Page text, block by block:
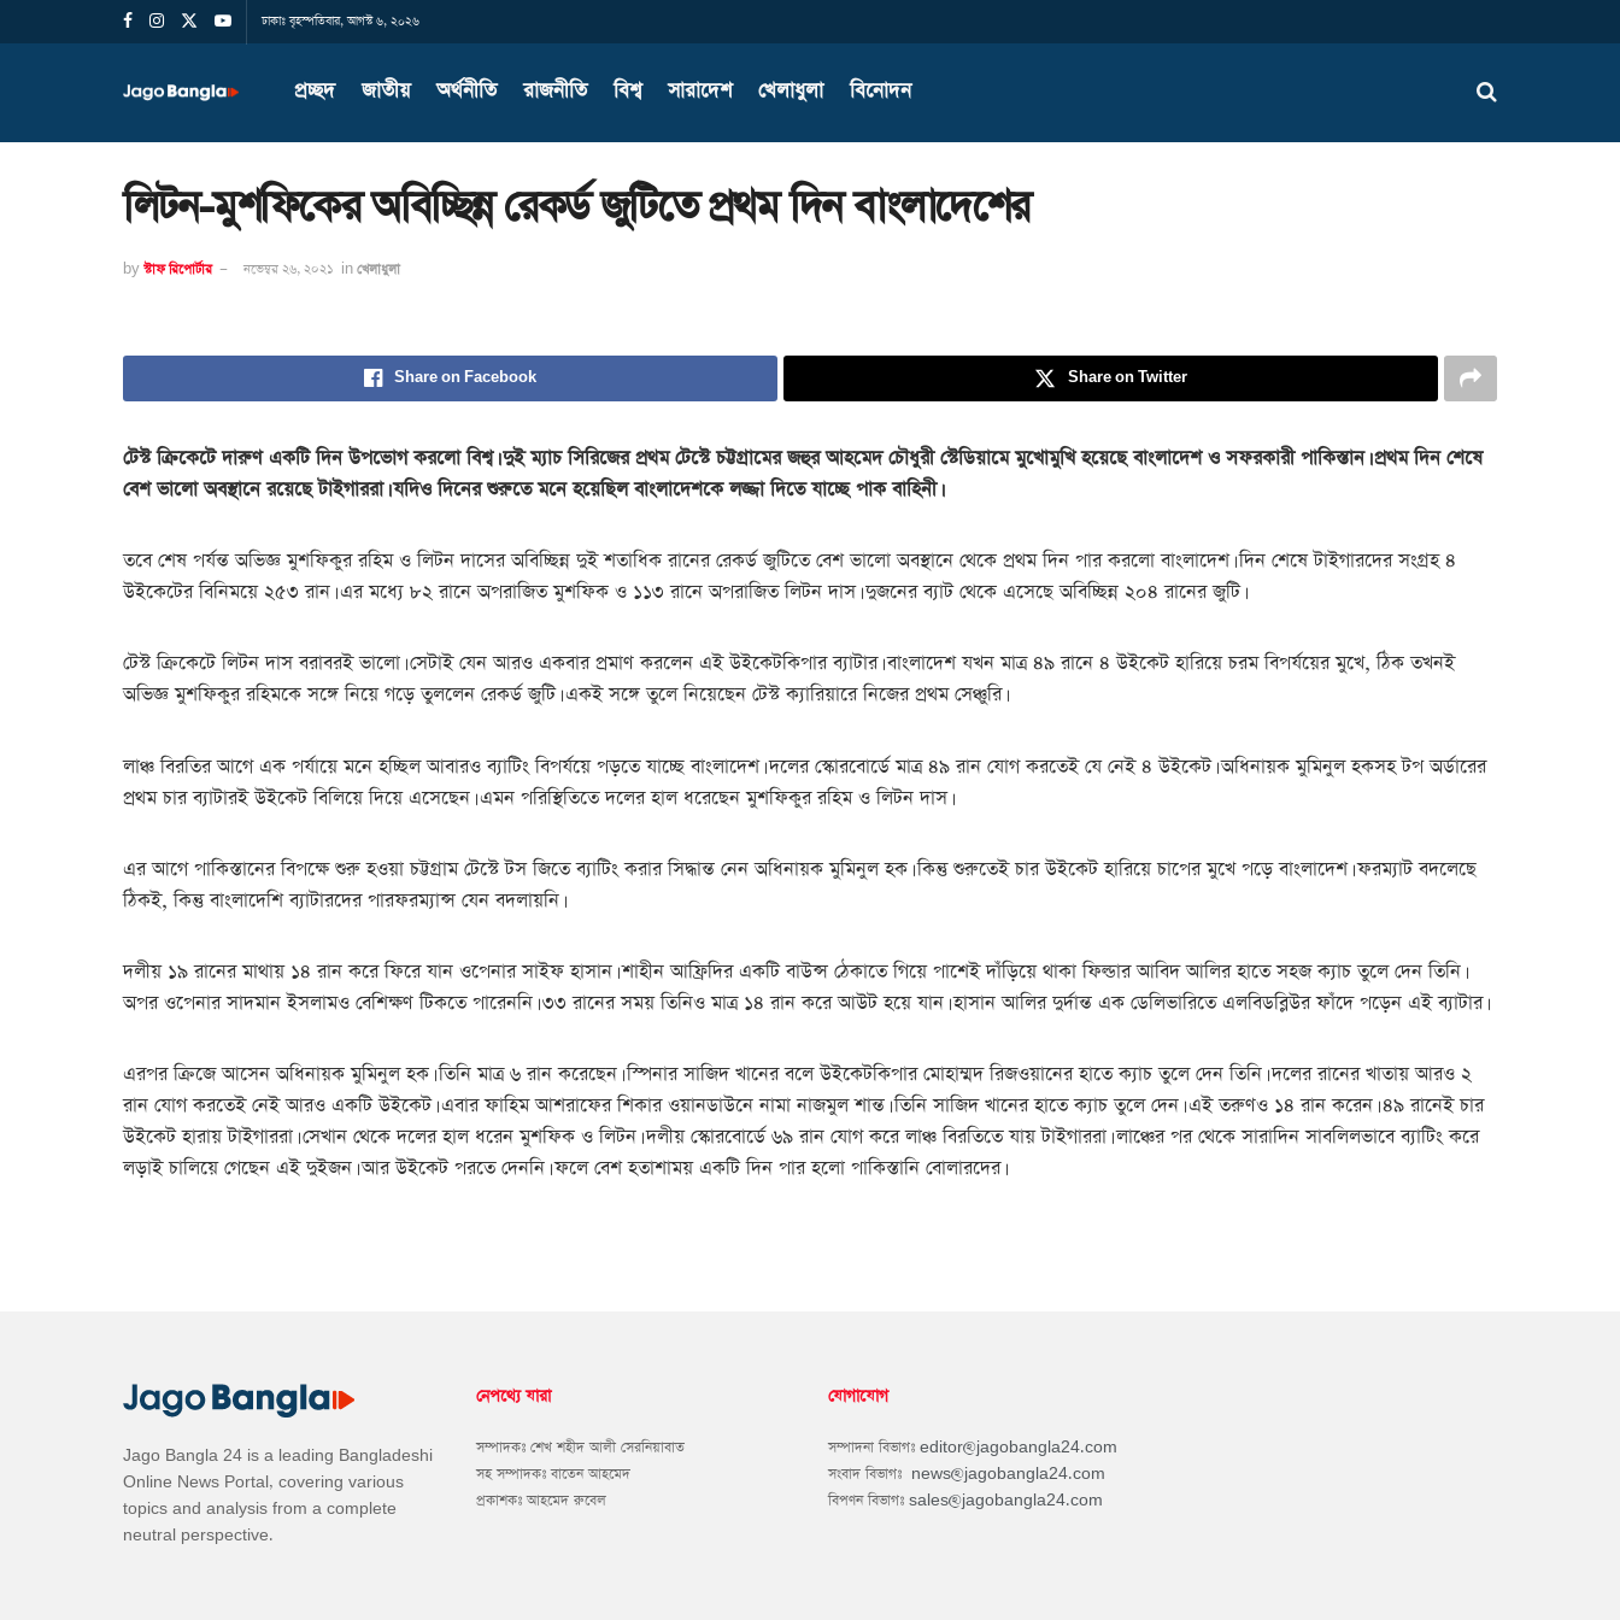
ঢাকাঃ বৃহস্পতিবার, আগস্ট ৬, ২০২৬
প্রচ্ছদ জাতীয় অর্থনীতি রাজনীতি বিশ্ব সারাদেশ খেলাধুলা বিনোদন
লিটন-মুশফিকের অবিচ্ছিন্ন রেকর্ড জুটিতে প্রথম দিন বাংলাদেশের
by স্টাফ রিপোর্টার নভেম্বর ২৬, ২০২১ in খেলাধুলা
Share on Facebook Share on Twitter
টেস্ট ক্রিকেটে দারুণ একটি দিন উপভোগ করলো বিশ্ব। দুই ম্যাচ সিরিজের প্রথম টেস্টে চট্টগ্রামের জহুর আহমেদ চৌধুরী স্টেডিয়ামে মুখোমুখি হয়েছে বাংলাদেশ ও সফরকারী পাকিস্তান। প্রথম দিন শেষে
বেশ ভালো অবস্থানে রয়েছে টাইগাররা। যদিও দিনের শুরুতে মনে হয়েছিল বাংলাদেশকে লজ্জা দিতে যাচ্ছে পাক বাহিনী।
তবে শেষ পর্যন্ত অভিজ্ঞ মুশফিকুর রহিম ও লিটন দাসের অবিচ্ছিন্ন দুই শতাধিক রানের রেকর্ড জুটিতে বেশ ভালো অবস্থানে থেকে প্রথম দিন পার করলো বাংলাদেশ। দিন শেষে টাইগারদের সংগ্রহ ৪
উইকেটের বিনিময়ে ২৫৩ রান। এর মধ্যে ৮২ রানে অপরাজিত মুশফিক ও ১১৩ রানে অপরাজিত লিটন দাস। দুজনের ব্যাট থেকে এসেছে অবিচ্ছিন্ন ২০৪ রানের জুটি।
টেস্ট ক্রিকেটে লিটন দাস বরাবরই ভালো। সেটাই যেন আরও একবার প্রমাণ করলেন এই উইকেটকিপার ব্যাটার। বাংলাদেশ যখন মাত্র ৪৯ রানে ৪ উইকেট হারিয়ে চরম বিপর্যয়ের মুখে, ঠিক তখনই
অভিজ্ঞ মুশফিকুর রহিমকে সঙ্গে নিয়ে গড়ে তুললেন রেকর্ড জুটি। একই সঙ্গে তুলে নিয়েছেন টেস্ট ক্যারিয়ারে নিজের প্রথম সেঞ্চুরি।
লাঞ্চ বিরতির আগে এক পর্যায়ে মনে হচ্ছিল আবারও ব্যাটিং বিপর্যয়ে পড়তে যাচ্ছে বাংলাদেশ। দলের স্কোরবোর্ডে মাত্র ৪৯ রান যোগ করতেই যে নেই ৪ উইকেট। অধিনায়ক মুমিনুল হকসহ টপ অর্ডারের
প্রথম চার ব্যাটারই উইকেট বিলিয়ে দিয়ে এসেছেন। এমন পরিস্থিতিতে দলের হাল ধরেছেন মুশফিকুর রহিম ও লিটন দাস।
এর আগে পাকিস্তানের বিপক্ষে শুরু হওয়া চট্টগ্রাম টেস্টে টস জিতে ব্যাটিং করার সিদ্ধান্ত নেন অধিনায়ক মুমিনুল হক। কিন্তু শুরুতেই চার উইকেট হারিয়ে চাপের মুখে পড়ে বাংলাদেশ। ফরম্যাট বদলেছে
ঠিকই, কিন্তু বাংলাদেশি ব্যাটারদের পারফরম্যান্স যেন বদলায়নি।
দলীয় ১৯ রানের মাথায় ১৪ রান করে ফিরে যান ওপেনার সাইফ হাসান। শাহীন আফ্রিদির একটি বাউন্স ঠেকাতে গিয়ে পাশেই দাঁড়িয়ে থাকা ফিল্ডার আবিদ আলির হাতে সহজ ক্যাচ তুলে দেন তিনি।
অপর ওপেনার সাদমান ইসলামও বেশিক্ষণ টিকতে পারেননি। ৩৩ রানের সময় তিনিও মাত্র ১৪ রান করে আউট হয়ে যান। হাসান আলির দুর্দান্ত এক ডেলিভারিতে এলবিডব্লিউর ফাঁদে পড়েন এই ব্যাটার।
এরপর ক্রিজে আসেন অধিনায়ক মুমিনুল হক। তিনি মাত্র ৬ রান করেছেন। স্পিনার সাজিদ খানের বলে উইকেটকিপার মোহাম্মদ রিজওয়ানের হাতে ক্যাচ তুলে দেন তিনি। দলের রানের খাতায় আরও ২
রান যোগ করতেই নেই আরও একটি উইকেট। এবার ফাহিম আশরাফের শিকার ওয়ানডাউনে নামা নাজমুল শান্ত। তিনি সাজিদ খানের হাতে ক্যাচ তুলে দেন। এই তরুণও ১৪ রান করেন। ৪৯ রানেই চার
উইকেট হারায় টাইগাররা। সেখান থেকে দলের হাল ধরেন মুশফিক ও লিটন। দলীয় স্কোরবোর্ডে ৬৯ রান যোগ করে লাঞ্চ বিরতিতে যায় টাইগাররা। লাঞ্চের পর থেকে সারাদিন সাবলিলভাবে ব্যাটিং করে
লড়াই চালিয়ে গেছেন এই দুইজন। আর উইকেট পরতে দেননি। ফলে বেশ হতাশাময় একটি দিন পার হলো পাকিস্তানি বোলারদের।
Jago Bangla 24 is a leading Bangladeshi
Online News Portal, covering various
topics and analysis from a complete
neutral perspective.
নেপথ্যে যারা
সম্পাদকঃ শেখ শহীদ আলী সেরনিয়াবাত
সহ সম্পাদকঃ বাতেন আহমেদ
প্রকাশকঃ আহমেদ রুবেল
যোগাযোগ
সম্পাদনা বিভাগঃ editor@jagobangla24.com
সংবাদ বিভাগঃ news@jagobangla24.com
বিপণন বিভাগঃ sales@jagobangla24.com